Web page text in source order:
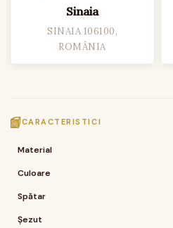
Sinaia
SINAIA 106100,
ROMÂNIA
CARACTERISTICI
Material
Culoare
Spătar
Șezut